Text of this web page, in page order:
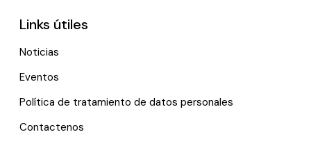
Links útiles
Noticias
Eventos
Política de tratamiento de datos personales
Contactenos